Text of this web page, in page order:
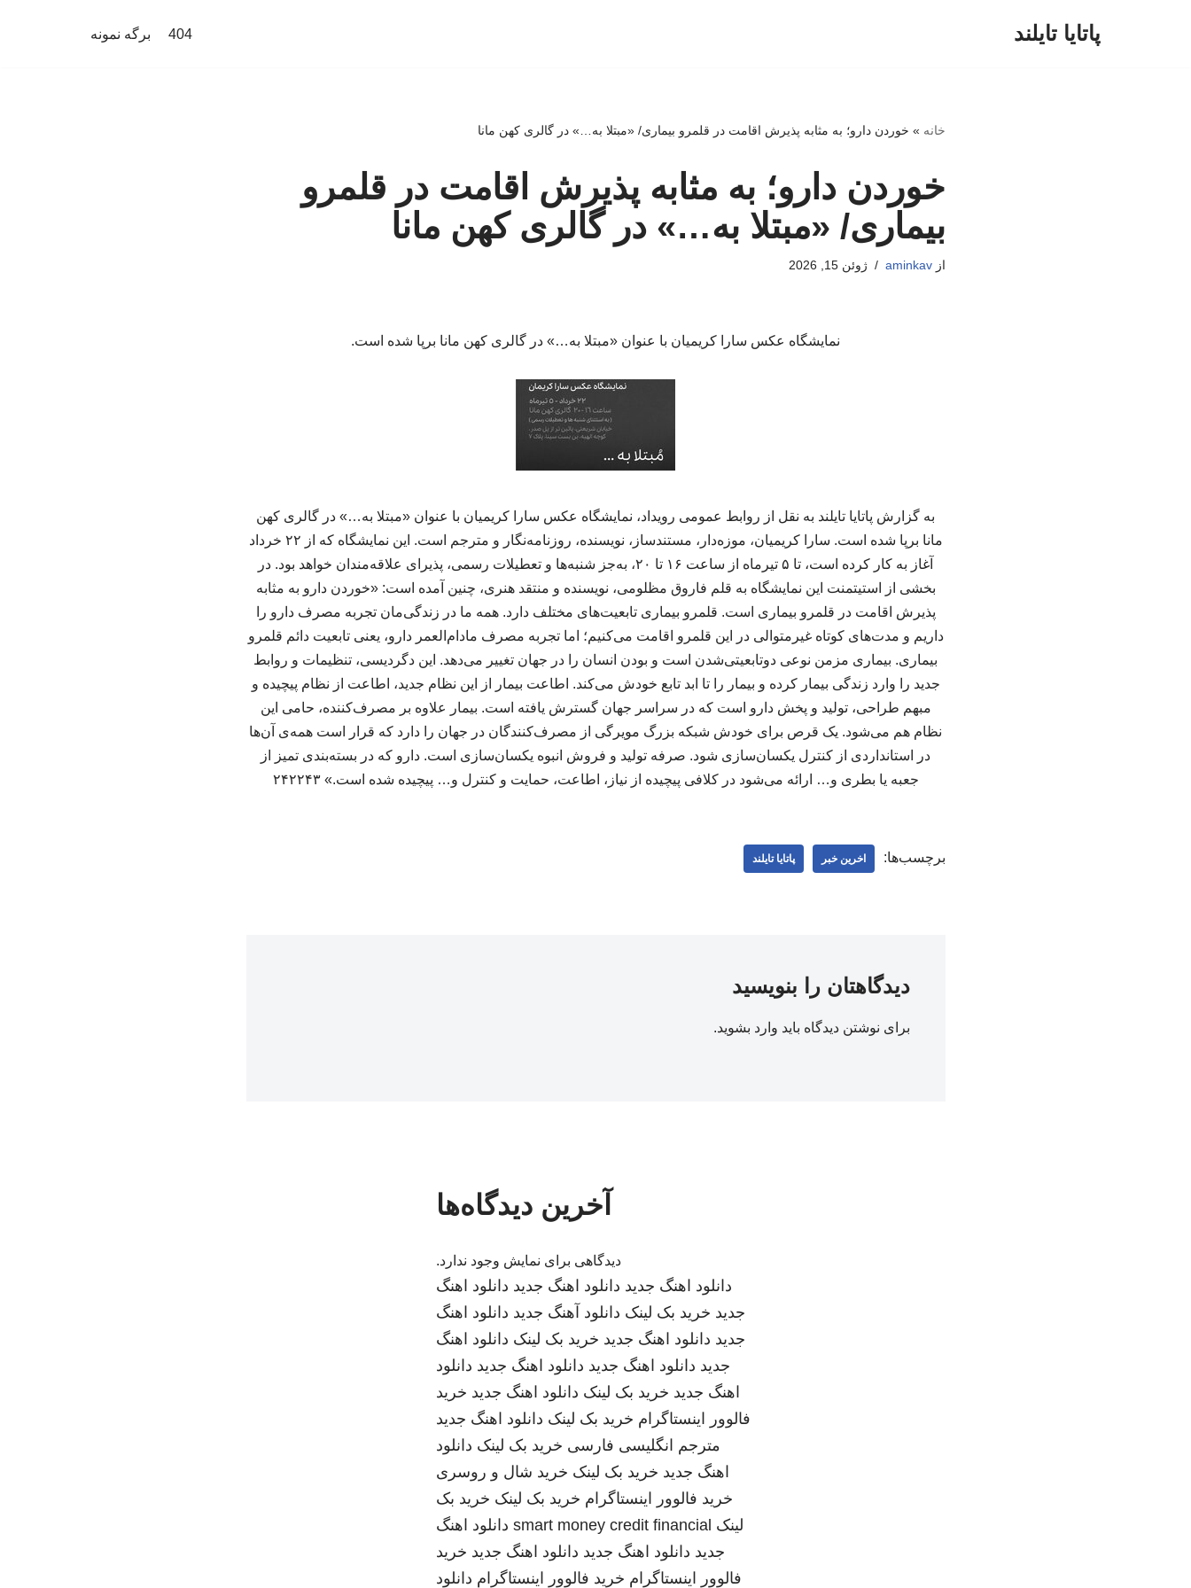
پاتایا تایلند 404 برگه نمونه
خانه » خوردن دارو؛ به مثابه پذیرش اقامت در قلمرو بیماری/ «مبتلا به…» در گالری کهن مانا
خوردن دارو؛ به مثابه پذیرش اقامت در قلمرو
بیماری/ «مبتلا به…» در گالری کهن مانا
ازaminkav ژوئن 15, 2026
نمایشگاه عکس سارا کریمیان با عنوان «مبتلا به…» در گالری کهن مانا برپا شده است.
به گزارش پاتایا تایلند به نقل از روابط عمومی رویداد، نمایشگاه عکس سارا کریمیان با عنوان «مبتلا به…» در گالری کهن
مانا برپا شده است. سارا کریمیان، موزه‌دار، مستندساز، نویسنده، روزنامه‌نگار و مترجم است. این نمایشگاه که از ۲۲ خرداد
آغاز به کار کرده است، تا ۵ تیرماه از ساعت ۱۶ تا ۲۰، به‌جز شنبه‌ها و تعطیلات رسمی، پذیرای علاقه‌مندان خواهد بود. در
بخشی از استیتمنت این نمایشگاه به قلم فاروق مظلومی، نویسنده و منتقد هنری، چنین آمده است: «خوردن دارو به مثابه
پذیرش اقامت در قلمرو بیماری است. قلمرو بیماری تابعیت‌های مختلف دارد. همه‌ ما در زندگی‌مان تجربه مصرف دارو را
داریم و مدت‌های کوتاه غیرمتوالی در این قلمرو اقامت می‌کنیم؛ اما تجربه مصرف مادام‌العمر دارو، یعنی تابعیت دائم قلمرو
بیماری. بیماری مزمن نوعی دوتابعیتی‌شدن است و بودن انسان را در جهان تغییر می‌دهد. این دگردیسی، تنظیمات و روابط
جدید را وارد زندگی بیمار کرده و بیمار را تا ابد تابع خودش می‌کند. اطاعت بیمار از این نظام جدید، اطاعت از نظام پیچیده و
مبهم طراحی، تولید و پخش دارو است که در سراسر جهان گسترش یافته است. بیمار علاوه بر مصرف‌کننده، حامی این
نظام هم می‌شود. یک قرص برای خودش شبکه بزرگ مویرگی از مصرف‌کنندگان در جهان را دارد که قرار است همه‌ی آن‌ها
در استانداردی از کنترل یکسان‌سازی شود. صرفه تولید و فروش انبوه یکسان‌سازی است. دارو که در بسته‌بندی تمیز از
جعبه یا بطری و… ارائه می‌شود در کلافی پیچیده از نیاز، اطاعت، حمایت و کنترل و… پیچیده شده است.» ۲۴۲۲۴۳
برچسب‌ها: اخرین خبر پاتایا تایلند
دیدگاهتان را بنویسید
برای نوشتن دیدگاه باید وارد بشوید.
آخرین دیدگاه‌ها
دیدگاهی برای نمایش وجود ندارد.
دانلود اهنگ جدید دانلود اهنگ جدید دانلود اهنگ
جدید خرید بک لینک دانلود آهنگ جدید دانلود اهنگ
جدید دانلود اهنگ جدید خرید بک لینک دانلود اهنگ
جدید دانلود اهنگ جدید دانلود اهنگ جدید دانلود
اهنگ جدید خرید بک لینک دانلود اهنگ جدید خرید
فالوور اینستاگرام خرید بک لینک دانلود اهنگ جدید
مترجم انگلیسی فارسی خرید بک لینک دانلود
اهنگ جدید خرید بک لینک خرید شال و روسری
خرید فالوور اینستاگرام خرید بک لینک خرید بک
لینک smart money credit financial دانلود اهنگ
جدید دانلود اهنگ جدید دانلود اهنگ جدید خرید
فالوور اینستاگرام خرید فالوور اینستاگرام دانلود